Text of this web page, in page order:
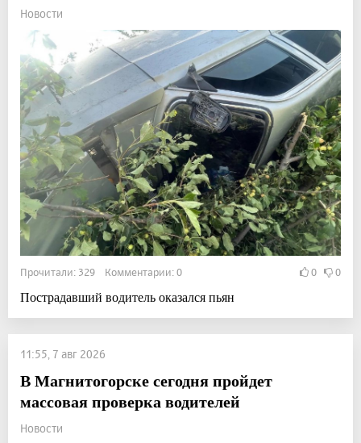
Новости
Прочитали: 329 Комментарии: 0 0 0
Пострадавший водитель оказался пьян
11:55, 7 авг 2026
В Магнитогорске сегодня пройдет
массовая проверка водителей
Новости